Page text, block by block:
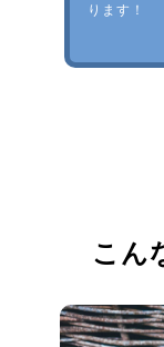
ります！
こん